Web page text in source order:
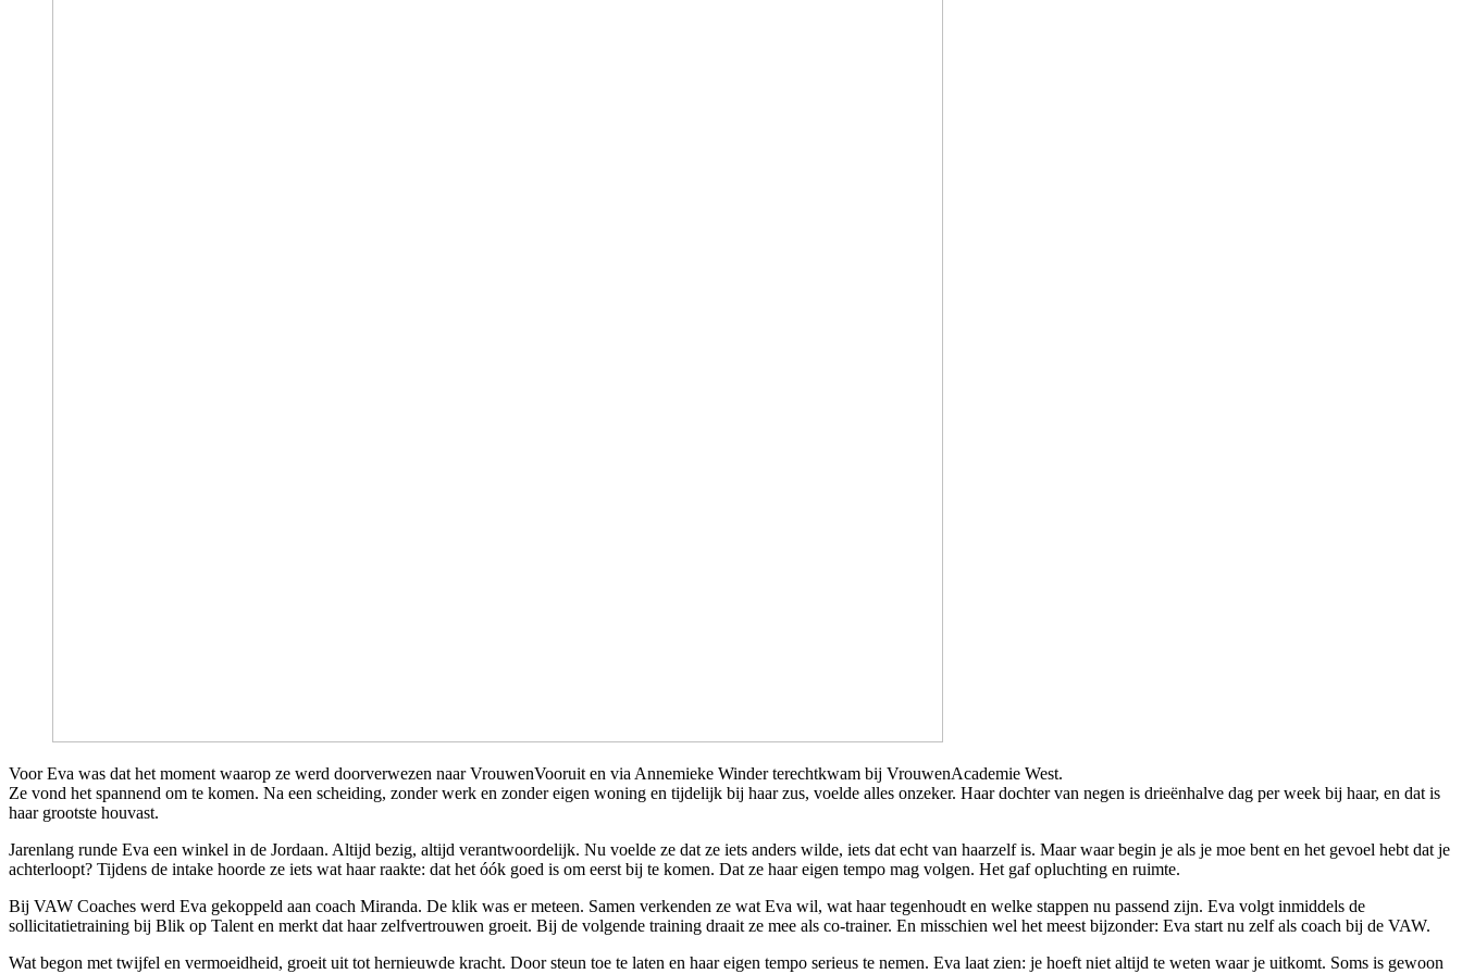
Voor Eva was dat het moment waarop ze werd doorverwezen naar VrouwenVooruit en via Annemieke Winder terechtkwam bij VrouwenAcademie West.
Ze vond het spannend om te komen. Na een scheiding, zonder werk en zonder eigen woning en tijdelijk bij haar zus, voelde alles onzeker. Haar dochter van negen is drieënhalve dag per week bij haar, en dat is
haar grootste houvast.
Jarenlang runde Eva een winkel in de Jordaan. Altijd bezig, altijd verantwoordelijk. Nu voelde ze dat ze iets anders wilde, iets dat echt van haarzelf is. Maar waar begin je als je moe bent en het gevoel hebt dat je
achterloopt? Tijdens de intake hoorde ze iets wat haar raakte: dat het óók goed is om eerst bij te komen. Dat ze haar eigen tempo mag volgen. Het gaf opluchting en ruimte.
Bij VAW Coaches werd Eva gekoppeld aan coach Miranda. De klik was er meteen. Samen verkenden ze wat Eva wil, wat haar tegenhoudt en welke stappen nu passend zijn. Eva volgt inmiddels de
sollicitatietraining bij Blik op Talent en merkt dat haar zelfvertrouwen groeit. Bij de volgende training draait ze mee als co-trainer. En misschien wel het meest bijzonder: Eva start nu zelf als coach bij de VAW.
Wat begon met twijfel en vermoeidheid, groeit uit tot hernieuwde kracht. Door steun toe te laten en haar eigen tempo serieus te nemen. Eva laat zien: je hoeft niet altijd te weten waar je uitkomt. Soms is gewoon